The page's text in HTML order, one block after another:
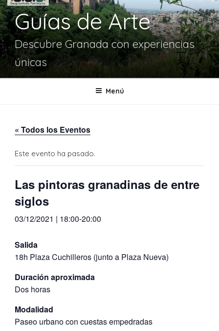
Guías de Arte
Descubre Granada con experiencias
únicas
Menú
« Todos los Eventos
Este evento ha pasado.
Las pintoras granadinas de entre
siglos
03/12/2021 | 18:00-20:00
Salida
18h Plaza Cuchilleros (junto a Plaza Nueva)
Duración aproximada
Dos horas
Modalidad
Paseo urbano con cuestas empedradas